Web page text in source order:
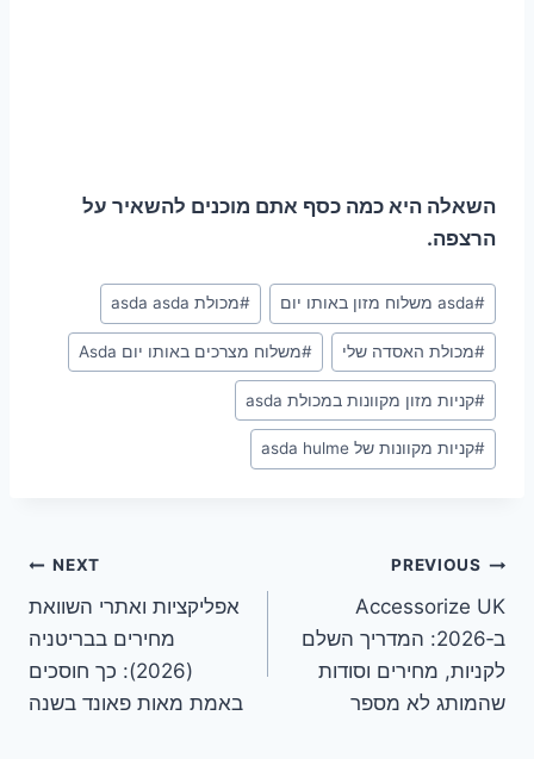
השאלה היא כמה כסף אתם מוכנים להשאיר על
הרצפה.
Post
Tags:
#asda משלוח מזון באותו יום #מכולת asda asda
#מכולת האסדה שלי #משלוח מצרכים באותו יום Asda
#קניות מזון מקוונות במכולת asda
#קניות מקוונות של asda hulme
ניווט
PREVIOUS
Accessorize UK
ב‑2026: המדריך השלם
לקניות, מחירים וסודות
שהמותג לא מספר
NEXT
אפליקציות ואתרי השוואת
מחירים בבריטניה
(2026): כך חוסכים
באמת מאות פאונד בשנה